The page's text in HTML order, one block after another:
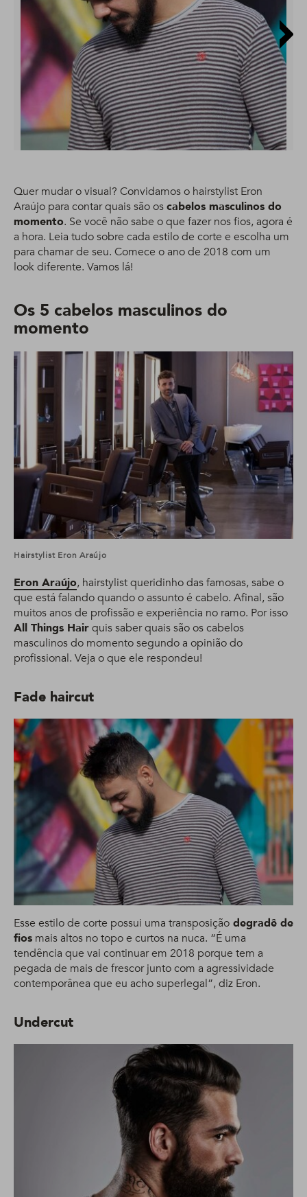
Quer mudar o visual? Convidamos o hairstylist Eron
Araújo para contar quais são oscabelos masculinos do
momento. Se você não sabe o que fazer nos fios, agora é
a hora. Leia tudo sobre cada estilo de corte e escolha um
para chamar de seu. Comece o ano de 2018 com um
look diferente. Vamos lá!
Os 5 cabelos masculinos do
momento
Hairstylist Eron Araújo
Eron Araújo, hairstylist queridinho das famosas, sabe o
que está falando quando o assunto é cabelo. Afinal, são
muitos anos de profissão e experiência no ramo. Por isso
All Things Hairquis saber quais são os cabelos
masculinos do momento segundo a opinião do
profissional. Veja o que ele respondeu!
Fade haircut
Esse estilo de corte possui uma transposição degradê de
fios mais altos no topo e curtos na nuca. “É uma
tendência que vai continuar em 2018 porque tem a
pegada de mais de frescor junto com a agressividade
contemporânea que eu acho superlegal”, diz Eron.
Undercut